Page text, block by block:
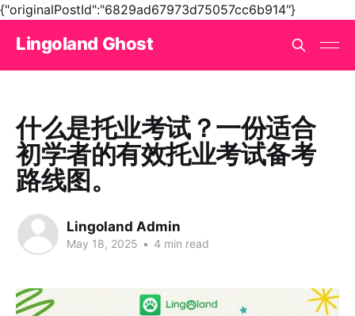
{"originalPostId":"6829ad67973d75057cc6b914"}
Lingoland Ghost
什么是托业考试？一份适合
初学者的有效托业考试备考
路线图。
Lingoland Admin
May 18, 2025 • 4 min read